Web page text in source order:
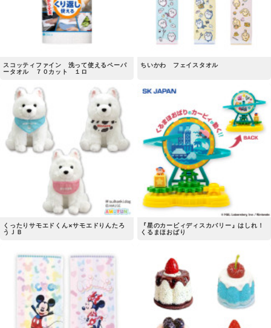
スコッティファイン 洗って使えるペーパ
ータオル ７０カット １ロ
ちいかわ フェイスタオル
くったりサモエドくん×サモエドりんたろ
うＪＢ
『星のカービィディスカバリー』はしれ！
くるまほおばり